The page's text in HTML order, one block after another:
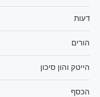
דעות
הורים
הייטק והון סיכון
הכסף